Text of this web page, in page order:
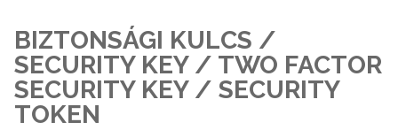
BIZTONSÁGI KULCS /
SECURITY KEY / TWO FACTOR
SECURITY KEY / SECURITY
TOKEN